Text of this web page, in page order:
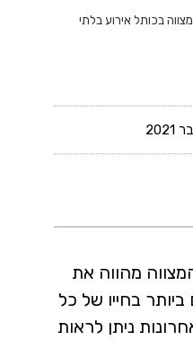
בכותל אירוע בלתי
מהווה את
בחייו של כל
ניתן לראות